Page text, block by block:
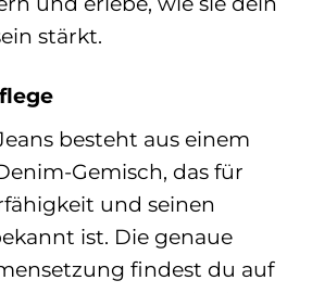
stärkt.
besteht aus einem
Gemisch, das für
und seinen
ist. Die genaue
findest du auf